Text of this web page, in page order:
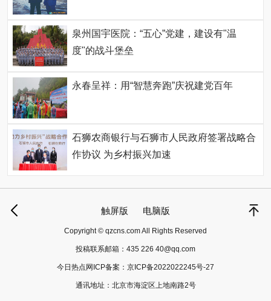
泉州国宇医院：“五心”党建，建设有"温
度"的战斗堡垒
永春呈祥：用“智慧奔跑”庆祝建党百年
石狮农商银行与石狮市人民政府签署战略合
作协议 为乡村振兴加速
触屏版 电脑版
Copyright © qzcns.com All Rights Reserved
投稿联系邮箱： 435 226 40@qq.com
今日热点网ICP备案： 京ICP备2022022245号-27
通讯地址：北京市海淀区上地南路2号